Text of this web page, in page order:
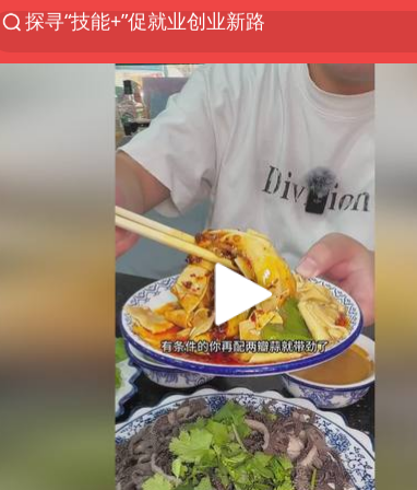
维持强台风级！白海豚直奔华东沿海
印度暴发金迪普拉病毒
41岁女子为鼓励女儿考上985研究生
24小时不关空调 电费反而更低？
美国退回1000亿美元关税
“事业单位招聘不是人情买卖”
小伙靠AI减肥 45天瘦40斤进了ICU
李亚鹏向地铁吐血女孩捐99999元
新华社权威快报|我国编制完成新版全月地质图
80后女柜员逆袭成4200亿银行副行长
“银行午休1.5小时”留个窗口行不行